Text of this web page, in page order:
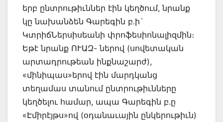
երբ ընտրութիւններ էին կեղծում, նրանք
կը նախանձեն Գարեգին բ.ի`
ԿտրիճՆերսիսեանի փրոֆեսիոնալիզմին։
Եթէ նրանք ՈՒԱԶ- ներով (սովետական
արտադրութեան ինքնաշարժ),
«մինիպաս»երով էին մարդկանց
տեղամաս տանում ընտրութիւնները
կեղծելու համար, ապա Գարեգին բ.ը
«Էմիրէյթս»ով (օդանաւային ընկերութիւն)